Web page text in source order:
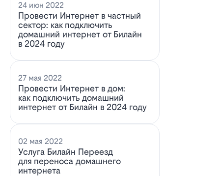
24 июн 2022
Провести Интернет в частный
сектор: как подключить
домашний интернет от Билайн
в 2024 году
27 мая 2022
Провести Интернет в дом:
как подключить домашний
интернет от Билайн в 2024 году
02 мая 2022
Услуга Билайн Переезд
для переноса домашнего
интернета